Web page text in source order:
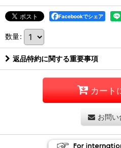
Facebookでシェア
数量:
返品特約に関する重要事項
カート
お問い